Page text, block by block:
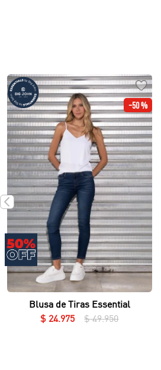
-50 %
Vista rápida
Blusa de Tiras Essential
$ 24.975 $ 49.950